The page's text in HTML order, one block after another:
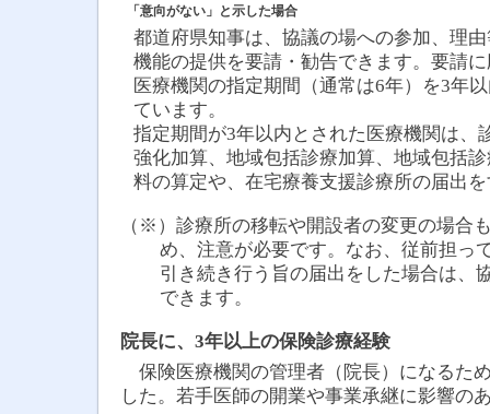
「意向がない」と示した場合
都道府県知事は、協議の場への参加、理
機能の提供を要請・勧告できます。要請
医療機関の指定期間（通常は6年）を3年
ています。
指定期間が3年以内とされた医療機関は、
強化加算、地域包括診療加算、地域包括
料の算定や、在宅療養支援診療所の届出
（※）診療所の移転や開設者の変更の場合
め、注意が必要です。なお、従前担っ
引き続き行う旨の届出をした場合は、
できます。
院長に、3年以上の保険診療経験
保険医療機関の管理者（院長）になるた
した。若手医師の開業や事業承継に影響の